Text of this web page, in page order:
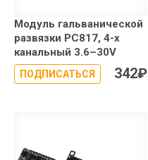
Модуль гальванической
развязки PC817, 4-х
канальный 3.6–30V
ПОДПИСАТЬСЯ 342₽